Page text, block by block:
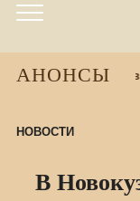
АНОНСЫ
Набор учащихся в
НОВОСТИ
В